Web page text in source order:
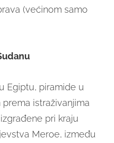
(većinom samo
Egiptu, piramide u
istraživanjima
pri kraju
Meroe, između